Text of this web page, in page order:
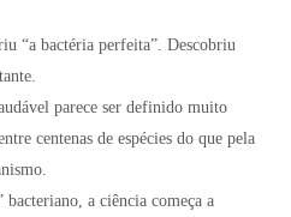
“a bactéria perfeita”. Descobriu
parece ser definido muito
centenas de espécies do que pela
a ciência começa a